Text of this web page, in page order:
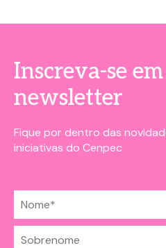
Inscreva-se
newsletter
Fique por dentro das
iniciativas do Cenpec